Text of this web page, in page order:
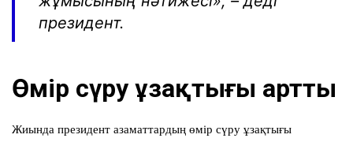
президент.
Өмір сүру ұзақтығы артты
Жиында президент азаматтардың өмір сүру ұзақтығы